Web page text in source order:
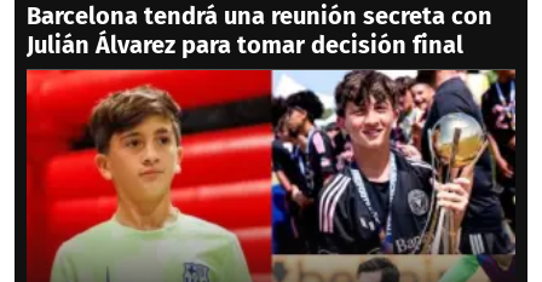
Barcelona tendrá una reunión secreta con
Julián Álvarez para tomar decisión final